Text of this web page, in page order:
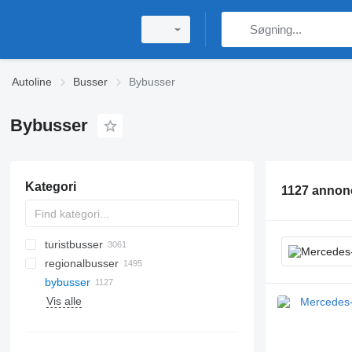
Autoline Busser Bybusser
Bybusser
Kategori
turistbusser
regionalbusser
bybusser
Vis alle
1127